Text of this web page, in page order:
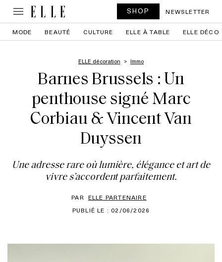
SHOP NEWSLETTER
MODE BEAUTÉ CULTURE ELLE À TABLE ELLE DÉCO
ELLE décoration Immo
Barnes Brussels : Un
penthouse signé Marc
Corbiau & Vincent Van
Duyssen
Une adresse rare où lumière, élégance et art de
vivre s’accordent parfaitement.
PAR ELLE PARTENAIRE
PUBLIÉ LE : 02/06/2026